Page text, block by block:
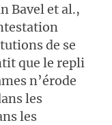
Bavel et al.,
de se
que le repli
n’érode
les
les